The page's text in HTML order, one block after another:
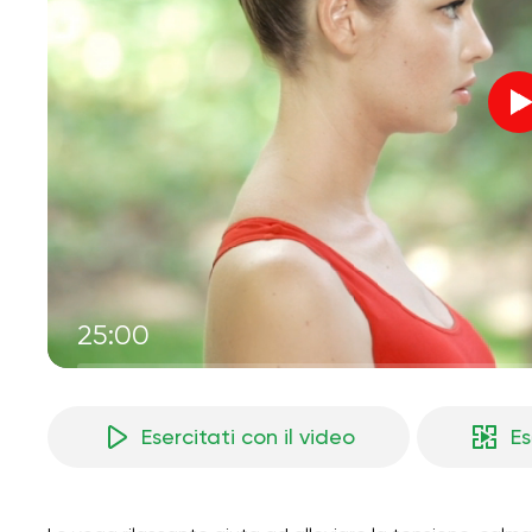
25:00
Esercitati con il video